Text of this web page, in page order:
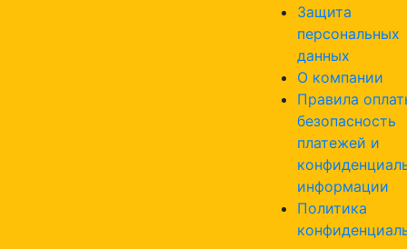
Защита
персональных
данных
О компании
Правила
безопасность
платежей и
информации
Политика